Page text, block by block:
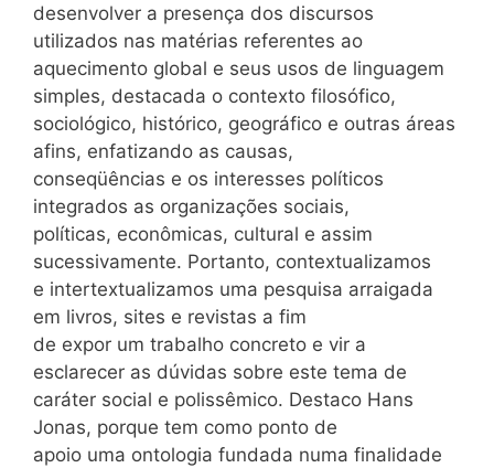
desenvolver a presença dos discursos
utilizados nas matérias referentes ao
aquecimento global e seus usos de linguagem
simples, destacada o contexto filosófico,
sociológico, histórico, geográfico e outras áreas
afins, enfatizando as causas,
conseqüências e os interesses políticos
integrados as organizações sociais,
políticas, econômicas, cultural e assim
sucessivamente. Portanto, contextualizamos
e intertextualizamos uma pesquisa arraigada
em livros, sites e revistas a fim
de expor um trabalho concreto e vir a
esclarecer as dúvidas sobre este tema de
caráter social e polissêmico. Destaco Hans
Jonas, porque tem como ponto de
apoio uma ontologia fundada numa finalidade